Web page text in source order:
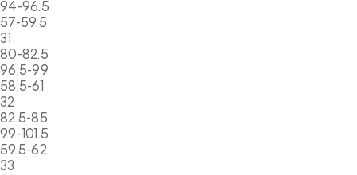
94-96.5
57-59.5
31
80-82.5
96.5-99
58.5-61
32
82.5-85
99-101.5
59.5-62
33